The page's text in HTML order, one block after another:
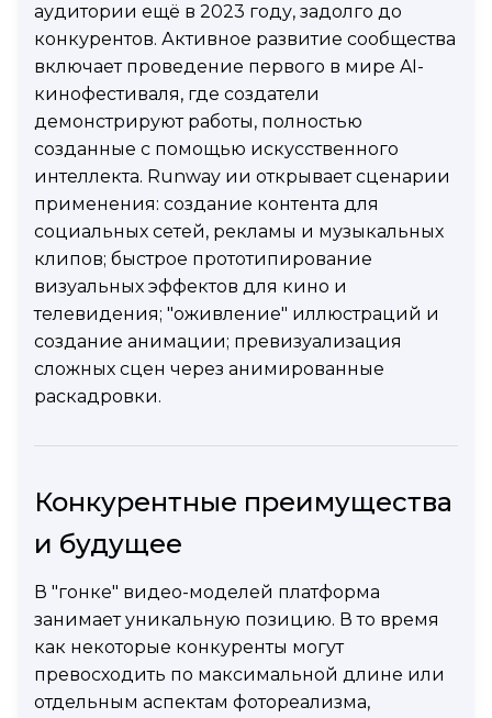
аудитории ещё в 2023 году, задолго до
конкурентов. Активное развитие сообщества
включает проведение первого в мире AI-
кинофестиваля, где создатели
демонстрируют работы, полностью
созданные с помощью искусственного
интеллекта. Runway ии открывает сценарии
применения: создание контента для
социальных сетей, рекламы и музыкальных
клипов; быстрое прототипирование
визуальных эффектов для кино и
телевидения; "оживление" иллюстраций и
создание анимации; превизуализация
сложных сцен через анимированные
раскадровки.
Конкурентные преимущества
и будущее
В "гонке" видео-моделей платформа
занимает уникальную позицию. В то время
как некоторые конкуренты могут
превосходить по максимальной длине или
отдельным аспектам фотореализма,